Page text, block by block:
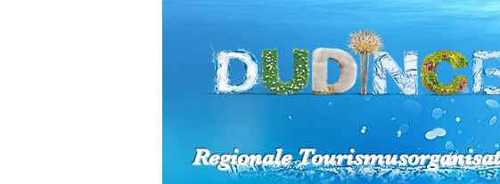
Regionale